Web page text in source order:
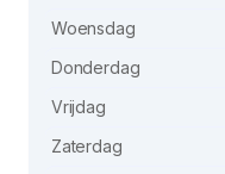
Woensdag
Donderdag
Vrijdag
Zaterdag